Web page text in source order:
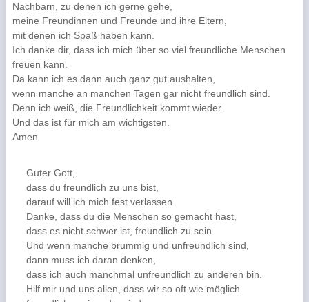
Nachbarn, zu denen ich gerne gehe,
meine Freundinnen und Freunde und ihre Eltern,
mit denen ich Spaß haben kann.
Ich danke dir, dass ich mich über so viel freundliche Menschen
freuen kann.
Da kann ich es dann auch ganz gut aushalten,
wenn manche an manchen Tagen gar nicht freundlich sind.
Denn ich weiß, die Freundlichkeit kommt wieder.
Und das ist für mich am wichtigsten.
Amen
Guter Gott,
dass du freundlich zu uns bist,
darauf will ich mich fest verlassen.
Danke, dass du die Menschen so gemacht hast,
dass es nicht schwer ist, freundlich zu sein.
Und wenn manche brummig und unfreundlich sind,
dann muss ich daran denken,
dass ich auch manchmal unfreundlich zu anderen bin.
Hilf mir und uns allen, dass wir so oft wie möglich